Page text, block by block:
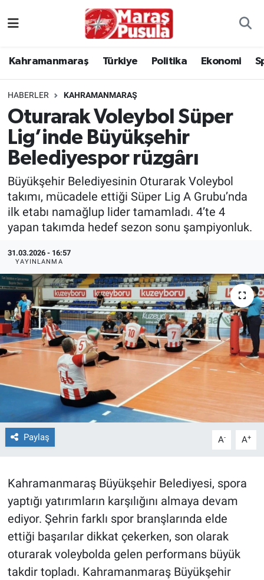
Kahramanmaraş Türkiye Politika Ekonomi
HABERLER KAHRAMANMARAŞ
Oturarak Voleybol Süper
Lig’inde Büyükşehir
Belediyespor rüzgârı
Büyükşehir Belediyesinin Oturarak Voleybol
takımı, mücadele ettiği Süper Lig A Grubu’nda
ilk etabı namağlup lider tamamladı. 4’te 4
yapan takımda hedef sezon sonu şampiyonluk.
31.03.2026 - 16:57
YAYINLANMA
Paylaş A- A+
Kahramanmaraş Büyükşehir Belediyesi, spora
yaptığı yatırımların karşılığını almaya devam
ediyor. Şehrin farklı spor branşlarında elde
ettiği başarılar dikkat çekerken, son olarak
oturarak voleybolda gelen performans büyük
takdir topladı. Kahramanmaraş Büyükşehir
Politika
Ekonomi
Spor
Kültür Sanat
Sağlık
TEKNOLOJİ
Dünya
İlçeler
MAGAZİN
Bilim, Teknoloji
ASAYİŞ
HABERDE İNSAN
EĞİTİM
BİLİM VE TEKNOLOJİ
İstanbul Trafik Yoğunluk Haritası
Süper Lig Puan Durumu ve Fikstür
Tüm Manşetler
Son Dakika Haberleri
Haber Arşivi